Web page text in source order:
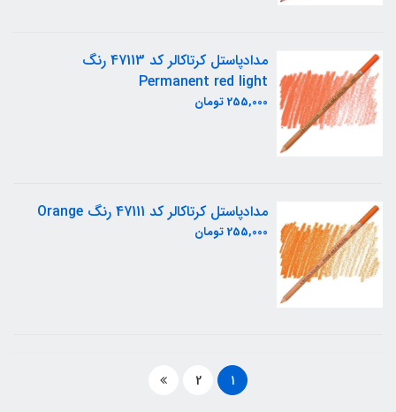
مدادپاستل کرتاکالر کد 47113 رنگ
Permanent red light
255,000 تومان
مدادپاستل کرتاکالر کد 47111 رنگ Orange
255,000 تومان
1
2